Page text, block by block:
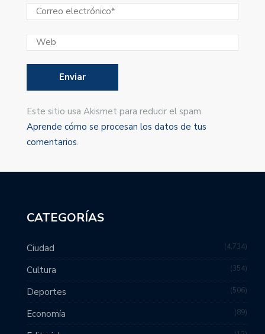
Este sitio usa Akismet para reducir el spam.
Aprende cómo se procesan los datos de tus
comentarios.
CATEGORÍAS
Ciudad 4,734
Cultura 354
Deportes 506
Economía 89